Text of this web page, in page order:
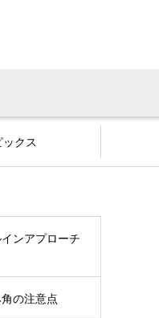
クス
ンアプローチ
の注意点